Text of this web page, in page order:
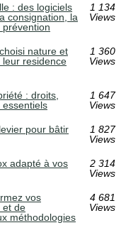
: des logiciels
consignation, la
1 134
Views
nature et
leur residence
1 360
Views
: droits,
essentiels
1 647
Views
pour bâtir
1 827
Views
adapté à vos
2 314
Views
vos
et de
méthodologies
4 681
Views